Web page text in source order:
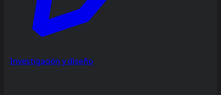
Investigación y diseño